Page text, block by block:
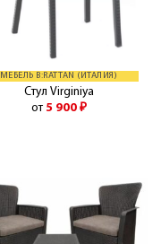
МЕБЕЛЬ B:RATTAN (ИТАЛИЯ)
Стул Virginiya
от 5 900 ₽